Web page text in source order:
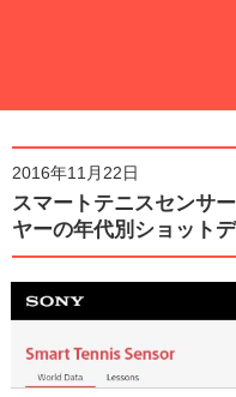
2016年11月22日
スマートテニスセンサ
ヤーの年代別ショット